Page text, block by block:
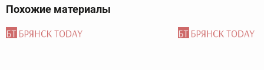
Похожие материалы